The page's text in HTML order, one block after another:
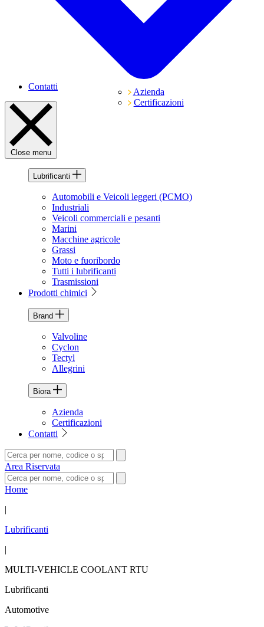
Azienda
Certificazioni
Contatti
Close menu
Lubrificanti
Automobili e Veicoli leggeri (PCMO)
Industriali
Veicoli commerciali e pesanti
Marini
Macchine agricole
Grassi
Moto e fuoribordo
Tutti i lubrificanti
Trasmissioni
Prodotti chimici
Brand
Valvoline
Cyclon
Tectyl
Allegrini
Biora
Azienda
Certificazioni
Contatti
Area Riservata
Home
|
Lubrificanti
|
MULTI-VEHICLE COOLANT RTU
Lubrificanti
Automotive